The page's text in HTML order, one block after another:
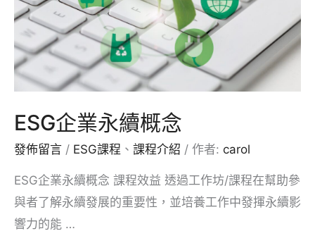
化
ESG企業永續概念
發佈留言 / ESG課程 、 課程介紹 / 作者: carol
ESG企業永續概念 課程效益 透過工作坊/課程在幫助參
與者了解永續發展的重要性，並培養工作中發揮永續影
響力的能 …